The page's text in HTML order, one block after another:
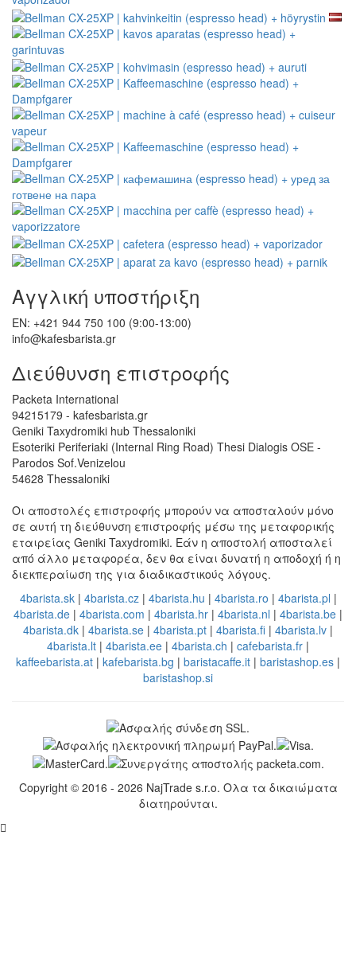
Αγγλική υποστήριξη
EN: +421 944 750 100 (9:00-13:00)
info@kafesbarista.gr
Διεύθυνση επιστροφής
Packeta International
94215179 - kafesbarista.gr
Geniki Taxydromiki hub Thessaloniki
Esoteriki Periferiaki (Internal Ring Road) Thesi Dialogis OSE -
Parodos Sof.Venizelou
54628 Thessaloniki
Οι αποστολές επιστροφής μπορούν να αποσταλούν μόνο
σε αυτή τη διεύθυνση επιστροφής μέσω της μεταφορικής
εταιρείας Geniki Taxydromiki. Εάν η αποστολή αποσταλεί
από άλλο μεταφορέα, δεν θα είναι δυνατή η αποδοχή ή η
διεκπεραίωση της για διαδικαστικούς λόγους.
4barista.sk| 4barista.cz| 4barista.hu | 4barista.ro | 4barista.pl |
4barista.de | 4barista.com | 4barista.hr | 4barista.nl | 4barista.be |
4barista.dk | 4barista.se | 4barista.pt | 4barista.fi | 4barista.lv |
4barista.lt | 4barista.ee | 4barista.ch | cafebarista.fr |
kaffeebarista.at | kafebarista.bg | baristacaffe.it | baristashop.es |
baristashop.si
Copyright © 2016 - 2026 NajTrade s.r.o. Ολα τα δικαιώματα
διατηρούνται.